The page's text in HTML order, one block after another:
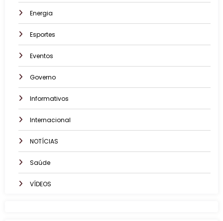
Energia
Esportes
Eventos
Governo
Informativos
Internacional
NOTÍCIAS
Saúde
VÍDEOS